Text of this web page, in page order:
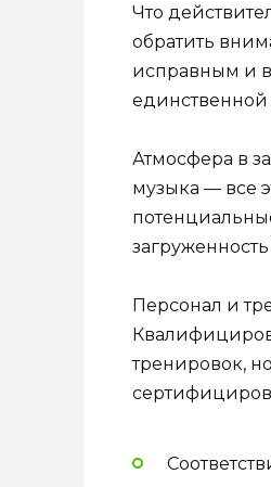
Что
обратить
исправным и в
Атмосфера в
музыка — все
Персонал и
тренировок,